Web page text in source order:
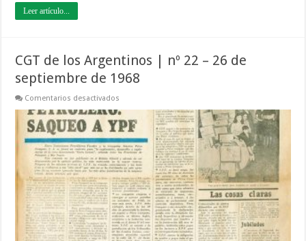
Leer artículo...
CGT de los Argentinos | nº 22 – 26 de
septiembre de 1968
Comentarios desactivados
de
los
Argentinos
|
nº
22
–
26
de
septiembre
de
1968